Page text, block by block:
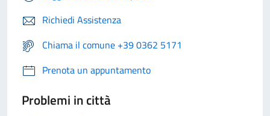
Richiedi Assistenza
Chiama il comune +39 0362 5171
Prenota un appuntamento
Problemi in città